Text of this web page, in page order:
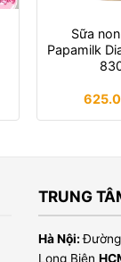
Sữa
Papamilk
TRUNG
Hà Nội:
Long Biên